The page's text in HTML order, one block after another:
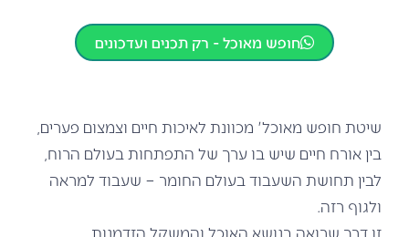
חופש מאוכל - רק תכנים ועדכונים
שיטת חופש מאוכל' מכוונת לאיכות חיים וצמצום פערים,
בין אורח חיים שיש בו ערך של התפתחות בעולם הרוח,
לבין תחושת השעבוד בעולם החומר – שעבוד למראה
ולגוף רזה.
זו דרך שרואה בנושא האוכל והמשקל הזדמנות